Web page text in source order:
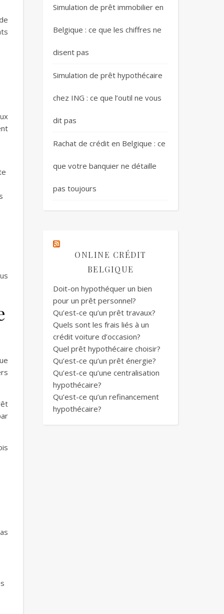
Simulation de prêt immobilier en
Belgique : ce que les chiffres ne
disent pas
Simulation de prêt hypothécaire
chez ING : ce que l’outil ne vous
dit pas
Rachat de crédit en Belgique : ce
que votre banquier ne détaille
pas toujours
ONLINE CRÉDIT
BELGIQUE
Doit-on hypothéquer un bien
pour un prêt personnel?
Qu’est-ce qu’un prêt travaux?
Quels sont les frais liés à un
crédit voiture d’occasion?
Quel prêt hypothécaire choisir?
Qu’est-ce qu’un prêt énergie?
Qu’est-ce qu’une centralisation
hypothécaire?
Qu’est-ce qu’un refinancement
hypothécaire?